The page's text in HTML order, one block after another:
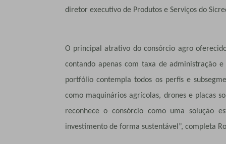
diretor executivo de Produtos e Serviços do
O principal atrativo do consórcio agro
contando apenas com taxa de administração
portfólio contempla todos os perfis e
como maquinários agrícolas, drones e placas
reconhece o consórcio como uma solução
investimento de forma sustentável”, completa